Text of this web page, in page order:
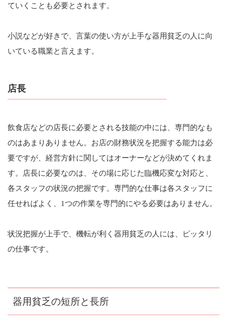
ていくことも必要とされます。
小説などが好きで、言葉の使い方が上手な器用貧乏の人に向
いている職業と言えます。
店長
飲食店などの店長に必要とされる技能の中には、専門的なも
のはあまりありません。お店の財務状況を把握する能力は必
要ですが、経営方針に関してはオーナーなどが決めてくれま
す。店長に必要なのは、その場に応じた臨機応変な対応と、
各スタッフの状況の把握です。専門的な仕事は各スタッフに
任せればよく、1つの作業を専門的にやる必要はありません。
状況把握が上手で、機転が利く器用貧乏の人には、ピッタリ
の仕事です。
器用貧乏の短所と長所